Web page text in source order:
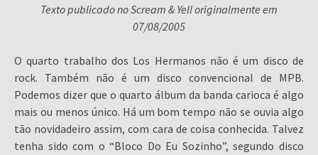
Texto publicado no Scream & Yell originalmente em
07/08/2005
O quarto trabalho dos Los Hermanos não é um disco de
rock. Também não é um disco convencional de MPB.
Podemos dizer que o quarto álbum da banda carioca é algo
mais ou menos único. Há um bom tempo não se ouvia algo
tão novidadeiro assim, com cara de coisa conhecida. Talvez
tenha sido com o “Bloco Do Eu Sozinho”, segundo disco